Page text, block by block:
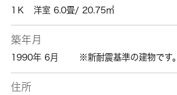
1Ｋ 洋室 6.0畳/ 20.75㎡
築年月
1990年 6月 ※新耐震基準の建物です。
住所